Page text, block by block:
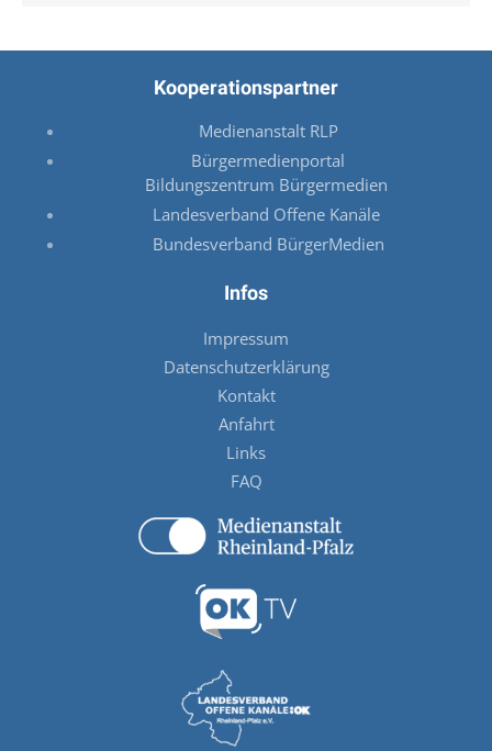
Kooperationspartner
Medienanstalt RLP
Bürgermedienportal
Bildungszentrum Bürgermedien
Landesverband Offene Kanäle
Bundesverband BürgerMedien
Infos
Impressum
Datenschutzerklärung
Kontakt
Anfahrt
Links
FAQ